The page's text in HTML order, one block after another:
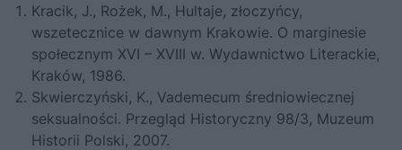
Kracik, J., Rożek, M., Hultaje, złoczyńcy,
wszetecznice w dawnym Krakowie. O marginesie
społecznym XVI – XVIII w. Wydawnictwo Literackie,
Kraków, 1986.
Skwierczyński, K., Vademecum średniowiecznej
seksualności. Przegląd Historyczny 98/3, Muzeum
Historii Polski, 2007.